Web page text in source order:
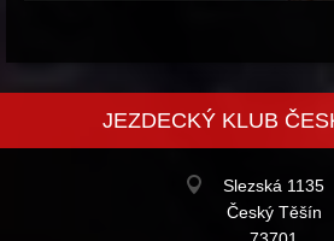
JEZDECKÝ KLUB
Slezská 1135
Český Těšín